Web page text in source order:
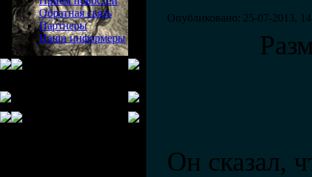
Обратная связь
Партнеры
Наши информеры
Опубликовано: 25-07-2013,
Он сказал,